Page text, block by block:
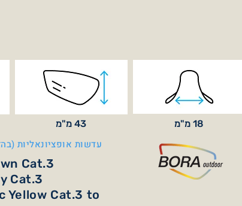
43 מ"מ
עדשות אופציונאליות
Cat.3
Cat.3
Yellow Cat.3 to
18 מ"מ